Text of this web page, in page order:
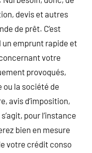
devis et autres
de prêt. C’est
emprunt rapide et
votre
provoqués,
ou la société de
avis d’imposition,
pour l’instance
bien en mesure
votre crédit conso